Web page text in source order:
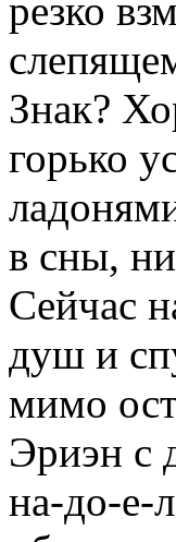
резко
Знак?
горько
в сны,
Сейчас
душ и
мимо
Эриэн с
на-до-е-